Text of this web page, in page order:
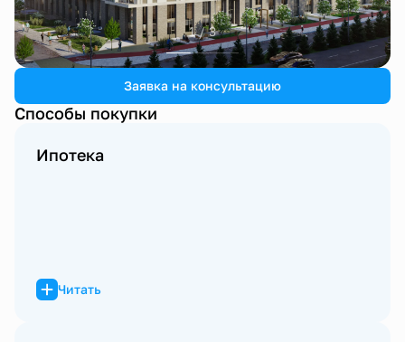
1 / 3
Заявка на консультацию
Способы покупки
Ипотека
Читать